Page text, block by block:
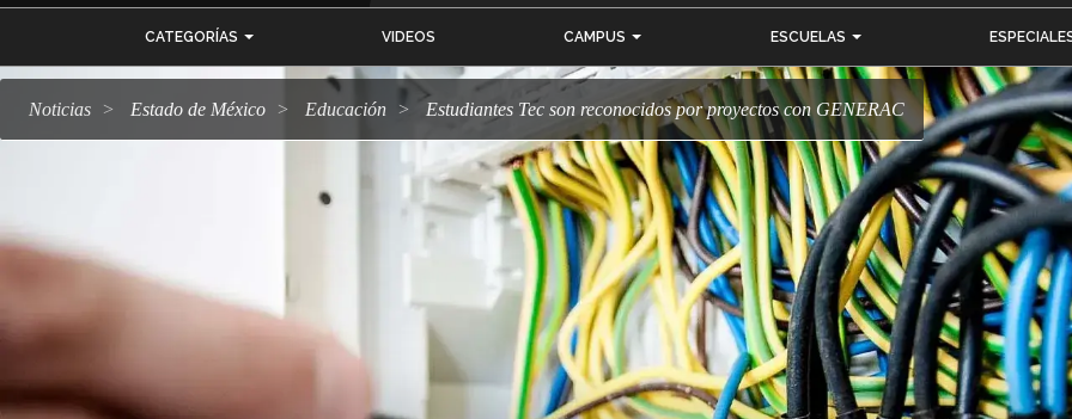
CATEGORÍAS VIDEOS CAMPUS ESCUELAS
Noticias Estado de México Educación Estudiantes Tec son reconocidos por proyectos con GENERAC